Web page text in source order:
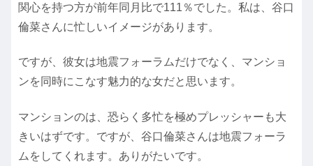
関心を持つ方が前年同月比で111％でした。私は、谷口
倫菜さんに忙しいイメージがあります。
ですが、彼女は地震フォーラムだけでなく、マンショ
ンを同時にこなす魅力的な女だと思います。
マンションのは、恐らく多忙を極めプレッシャーも大
きいはずです。ですが、谷口倫菜さんは地震フォーラ
ムをしてくれます。ありがたいです。